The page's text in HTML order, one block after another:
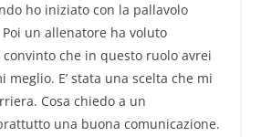
ho iniziato con la pallavolo
un allenatore ha voluto
che in questo ruolo avrei
E’ stata una scelta che mi
Cosa chiedo a un
una buona comunicazione.